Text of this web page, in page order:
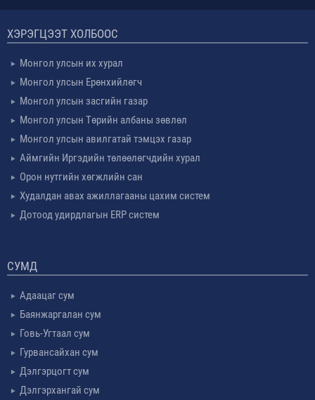
ХЭРЭГЦЭЭТ ХОЛБООС
Монгол улсын их хурал
Монгол улсын Ерөнхийлөгч
Монгол улсын засгийн газар
Монгол улсын Төрийн албаны зөвлөл
Монгол улсын авилгатай тэмцэх газар
Аймгийн Иргэдийн төлөөлөгчдийн хурал
Орон нутгийн хөгжлийн сан
Худалдан авах ажиллагааны цахим систем
Дотоод удирдлагын ERP систем
СУМД
Адаацаг сум
Баянжаргалан сум
Говь-Угтаал сум
Гурвансайхан сум
Дэлгэрцогт сум
Дэлгэрхангай сум